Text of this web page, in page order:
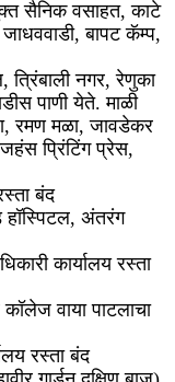
सैनिक वसाहत, काटे
बापट कॅम्प,
नगर, रेणुका
पाणी येते. माळी
रमण मळा, जावडेकर
प्रिंटिंग प्रेस,
बंद
हॉस्पिटल, अंतरंग
कार्यालय रस्ता
कॉलेज वाया पाटलाचा
रस्ता बंद